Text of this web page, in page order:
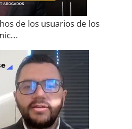
de los usuarios de los